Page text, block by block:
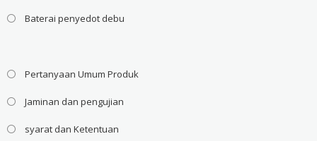
Baterai penyedot debu
Pertanyaan Umum Produk
Jaminan dan pengujian
syarat dan Ketentuan